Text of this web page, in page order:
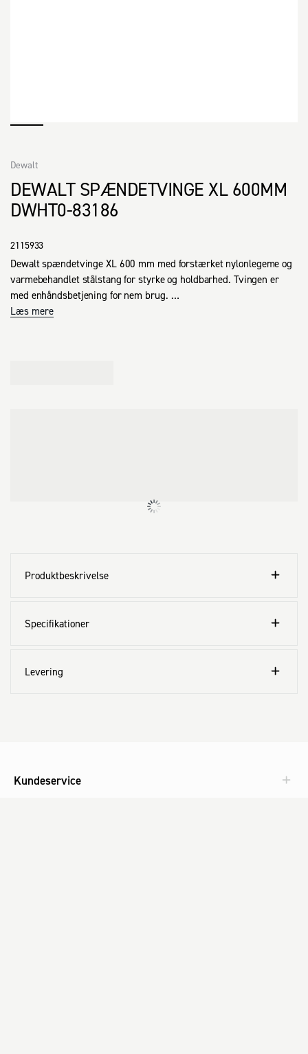
DEWALT SPÆNDETVINGE XL 600MM
DWHT0-83186
Dewalt
2115933
Dewalt spændetvinge XL 600 mm med forstærket nylonlegeme og
varmebehandlet stålstang for styrke og holdbarhed. Tvingen er
med enhåndsbetjening for nem brug.
Spændekraft: 272 kg.
Læs mere
Produktbeskrivelse
Specifikationer
Levering
Kundeservice